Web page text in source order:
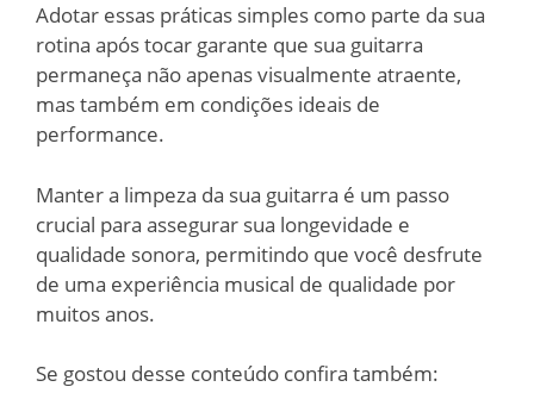
Adotar essas práticas simples como parte da sua
rotina após tocar garante que sua guitarra
permaneça não apenas visualmente atraente,
mas também em condições ideais de
performance.
Manter a limpeza da sua guitarra é um passo
crucial para assegurar sua longevidade e
qualidade sonora, permitindo que você desfrute
de uma experiência musical de qualidade por
muitos anos.
Se gostou desse conteúdo confira também: